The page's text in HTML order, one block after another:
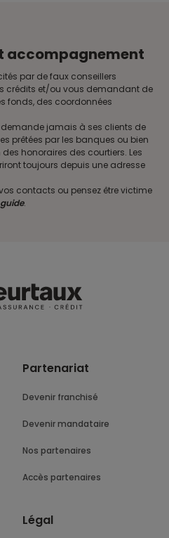
accompagnement
par de faux conseillers
crédits et/ou vous demandant de
fonds, des coordonnées
demande jamais à ses clients de
prêtées par les banques ou bien
honoraires des courtiers. Les
toujours depuis une adresse
contacts ou pensez être victime
.
Partenariat
Devenir franchisé
Devenir mandataire
Nos partenaires
Accès partenaires
Légal